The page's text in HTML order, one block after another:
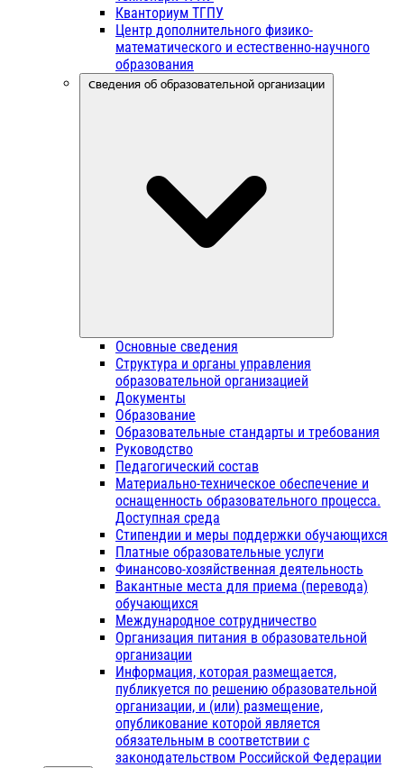
Кванториум ТГПУ
Центр дополнительного физико-
математического и естественно-научного
образования
Сведения об образовательной организации
Основные сведения
Структура и органы управления
образовательной организацией
Документы
Образование
Образовательные стандарты и требования
Руководство
Педагогический состав
Материально-техническое обеспечение и
оснащенность образовательного процесса.
Доступная среда
Стипендии и меры поддержки обучающихся
Платные образовательные услуги
Финансово-хозяйственная деятельность
Вакантные места для приема (перевода)
обучающихся
Международное сотрудничество
Организация питания в образовательной
организации
Информация, которая размещается,
публикуется по решению образовательной
организации, и (или) размещение,
опубликование которой является
обязательным в соответствии с
законодательством Российской Федерации